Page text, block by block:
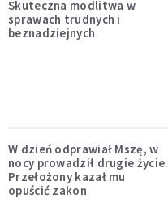
Skuteczna modlitwa w
sprawach trudnych i
beznadziejnych
W dzień odprawiał Mszę, w
nocy prowadził drugie życie.
Przełożony kazał mu
opuścić zakon